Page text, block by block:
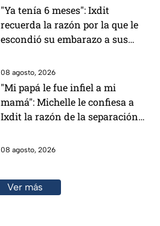
"Ya tenía 6 meses": Ixdit
recuerda la razón por la que le
escondió su embarazo a sus
(VIDEO)
08 agosto, 2026
"Mi papá le fue infiel a mi
mamá": Michelle le confiesa a
Ixdit la razón de la separación
24/7 (VIDEO)
08 agosto, 2026
Ver más